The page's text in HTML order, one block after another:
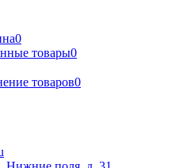
0
товары0
товаров0